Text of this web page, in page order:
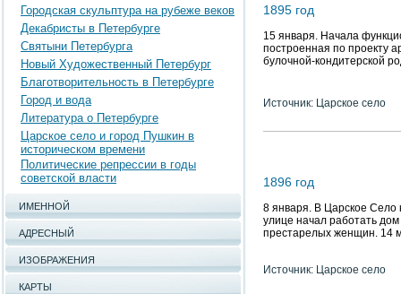
Городская скульптура на рубеже веков
Декабристы в Петербурге
Святыни Петербурга
Новый Художественный Петербург
Благотворительность в Петербурге
Город и вода
Литература о Петербурге
Царское село и город Пушкин в
историческом времени
Политические репрессии в годы
советской власти
ИМЕННОЙ
АДРЕСНЫЙ
ИЗОБРАЖЕНИЯ
КАРТЫ
1895 год
15 января. Начала
построенная по проекту
булочной-кондитерской
Источник: Царское село
1896 год
8 января. В Царское Село
улице начал работать
престарелых женщин. 14
Источник: Царское село